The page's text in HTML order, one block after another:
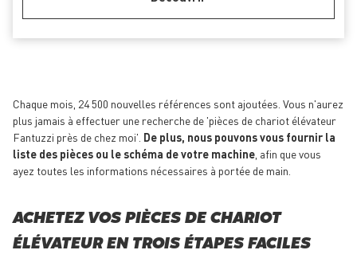
Chaque mois, 24 500 nouvelles références sont ajoutées. Vous n'aurez
plus jamais à effectuer une recherche de 'pièces de chariot élévateur
Fantuzzi près de chez moi'. De plus, nous pouvons vous fournir la
liste des pièces ou le schéma de votre machine , afin que vous
ayez toutes les informations nécessaires à portée de main.
ACHETEZ VOS PIÈCES DE CHARIOT
ÉLÉVATEUR EN TROIS ÉTAPES FACILES